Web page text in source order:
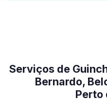
Serviços de
Bernardo,
Perto